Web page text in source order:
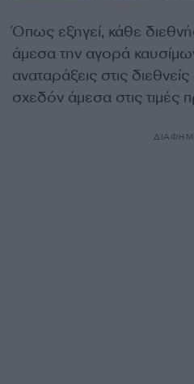
Όπως εξηγεί, κάθε
άμεσα την αγορά
αναταράξεις στις
σχεδόν άμεσα στις τιμές